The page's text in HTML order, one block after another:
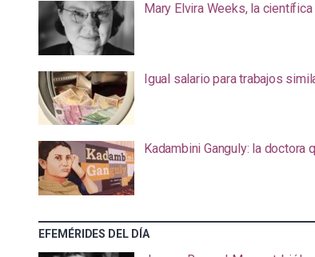
Mary Elvira Weeks, la
Igual salario para trabajos
Kadambini Ganguly: la doctora
EFEMÉRIDES DEL DÍA